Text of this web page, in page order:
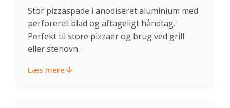
Stor pizzaspade i anodiseret aluminium med
perforeret blad og aftageligt håndtag.
Perfekt til store pizzaer og brug ved grill
eller stenovn.
Læs mere